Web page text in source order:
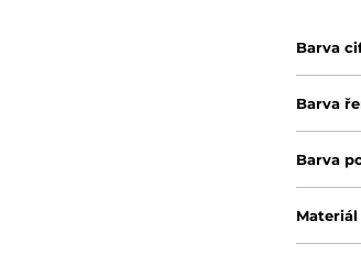
Barva
Barva
Barva